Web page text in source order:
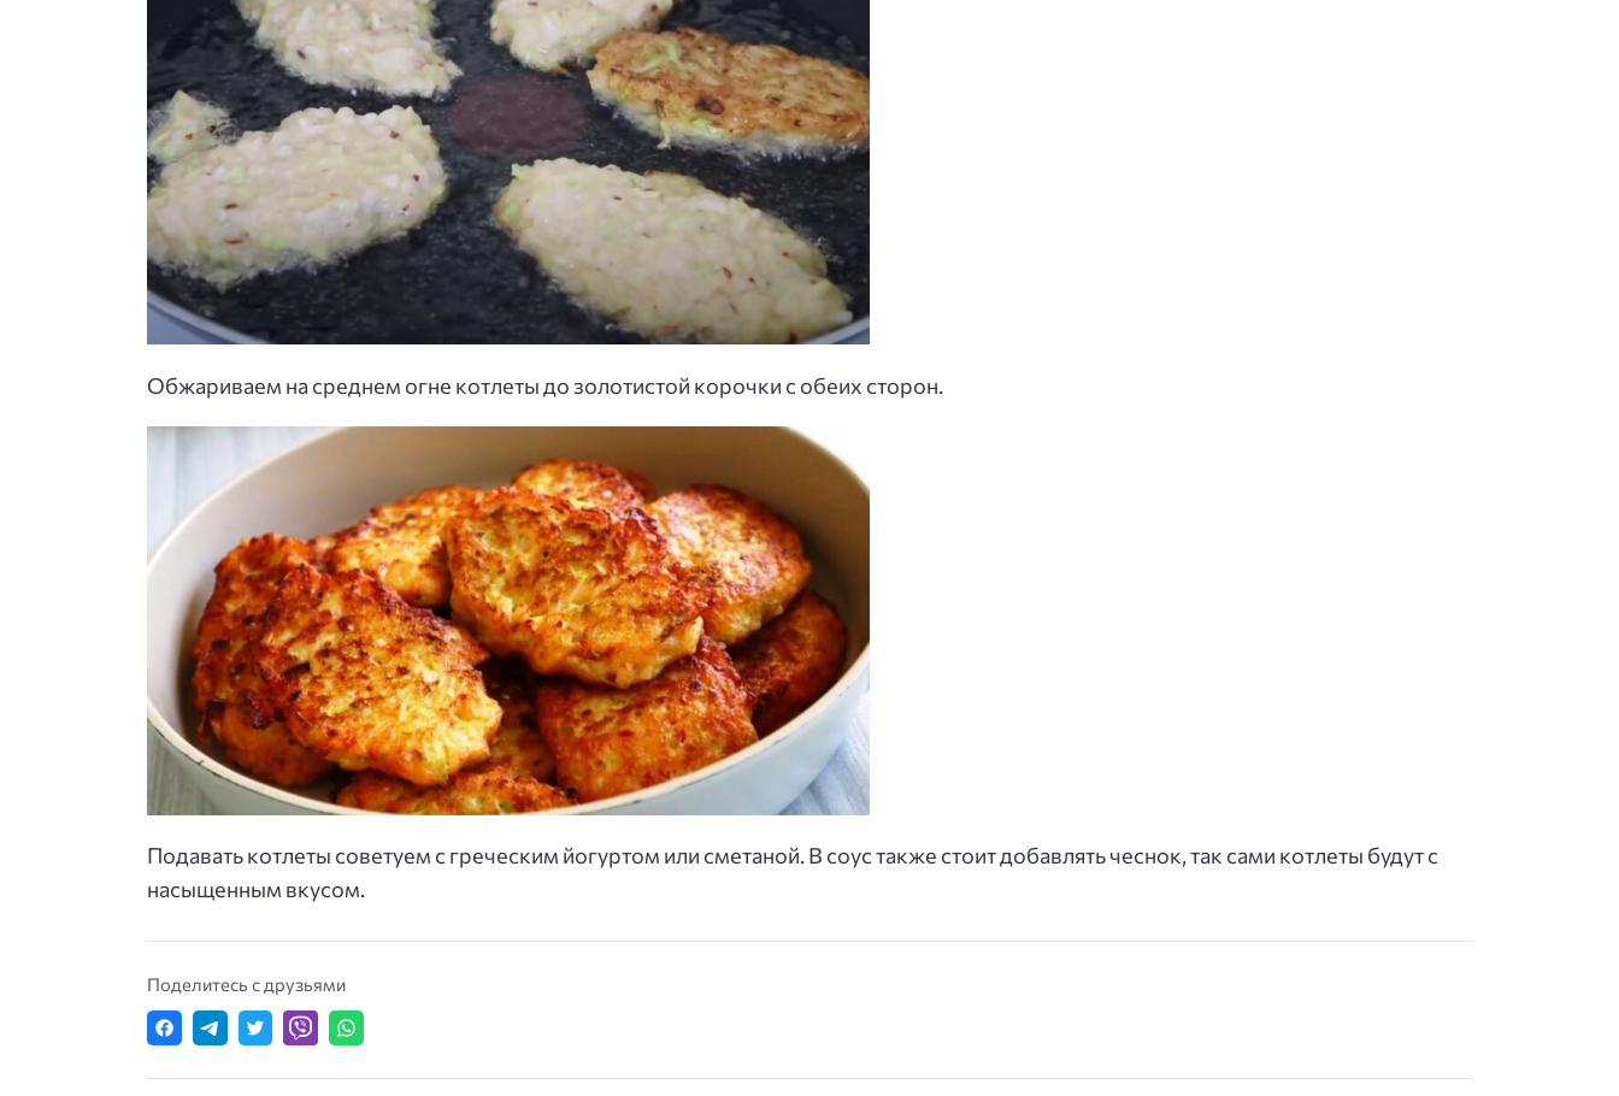
Обжариваем на среднем огне котлеты до золотистой корочки с обеих сторон.
Подавать котлеты советуем с греческим йогуртом или сметаной. В соус также стоит добавлять чеснок, так сами котлеты будут с
насыщенным вкусом.
Поделитесь с друзьями